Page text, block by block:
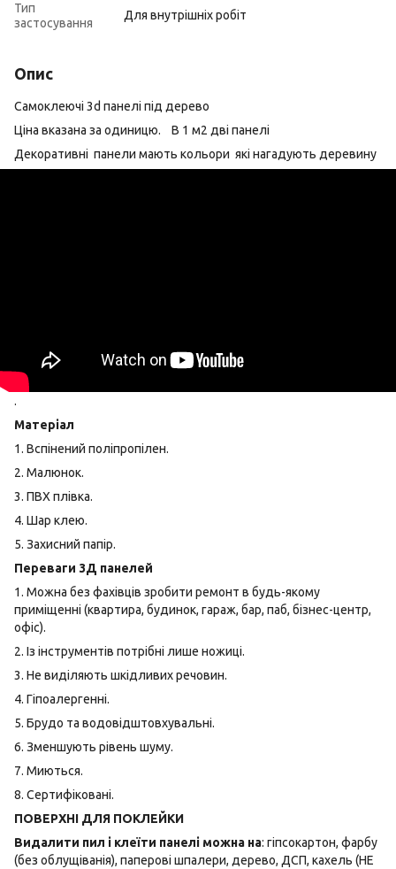
Тип
застосування
Для внутрішніх робіт
Опис
Самоклеючі 3d панелі під дерево
Ціна вказана за одиницю. В 1 м2 дві панелі
Декоративні панели мають кольори які нагадують деревину
.
Матеріал
1. Вспінений поліпропілен.
2. Малюнок.
3. ПВХ плівка.
4. Шар клею.
5. Захисний папір.
Переваги 3Д панелей
1. Можна без фахівців зробити ремонт в будь-якому
приміщенні (квартира, будинок, гараж, бар, паб, бізнес-центр,
офіс).
2. Із інструментів потрібні лише ножиці.
3. Не виділяють шкідливих речовин.
4. Гіпоалергенні.
5. Брудо та водовідштовхувальні.
6. Зменшують рівень шуму.
7. Миються.
8. Сертифіковані.
ПОВЕРХНІ ДЛЯ ПОКЛЕЙКИ
Видалити пил і клеїти панелі можна на: гіпсокартон, фарбу
(без облущіванія), паперові шпалери, дерево, ДСП, кахель (НЕ